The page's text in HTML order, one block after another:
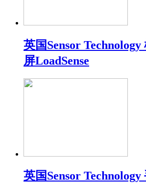
英国Sensor
屏LoadSense
英国Sensor